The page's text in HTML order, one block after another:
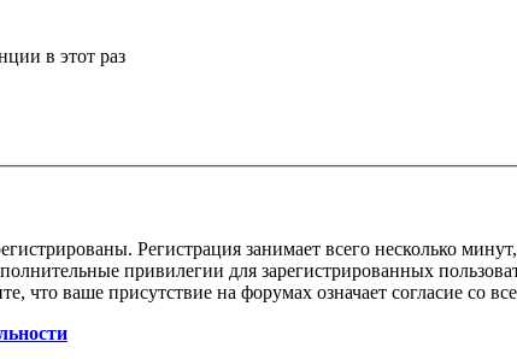
в этот раз
Регистрация занимает всего несколько
привилегии для зарегистрированных
ваше присутствие на форумах означает согласие со